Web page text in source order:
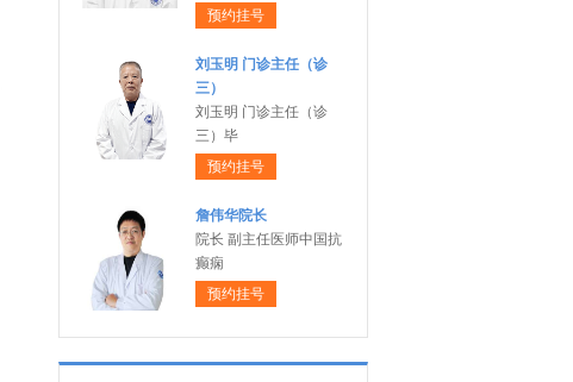
预约挂号
刘玉明 门诊主任（诊
三）
刘玉明 门诊主任（诊
三）毕
预约挂号
詹伟华院长
院长 副主任医师中国抗
癫痫
预约挂号